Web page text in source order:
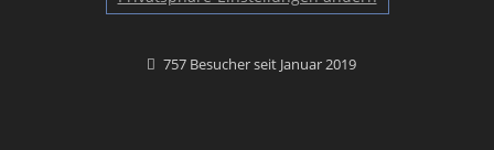
757 Besucher seit Januar 2019